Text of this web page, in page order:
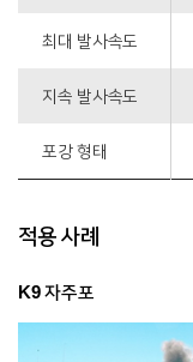
최대 발사속도
지속 발사속도
포강 형태
적용 사례
K9 자주포